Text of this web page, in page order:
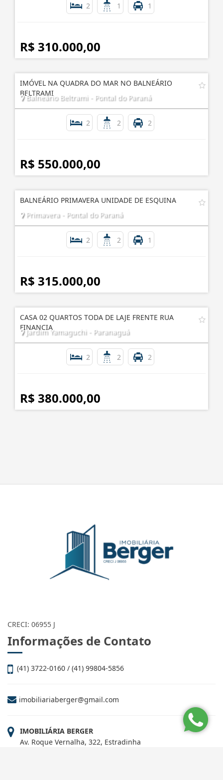
2 1 1
R$ 310.000,00
IMÓVEL NA QUADRA DO MAR NO BALNEÁRIO
BELTRAMI
Balneário Beltrami - Pontal do Paraná
2 2 2
R$ 550.000,00
BALNEÁRIO PRIMAVERA UNIDADE DE ESQUINA
Primavera - Pontal do Paraná
2 2 1
R$ 315.000,00
CASA 02 QUARTOS TODA DE LAJE FRENTE RUA
FINANCIA
Jardim Yamaguchi - Paranaguá
2 2 2
R$ 380.000,00
CRECI: 06955 J
Informações de Contato
(41) 3722-0160 / (41) 99804-5856
imobiliariaberger@gmail.com
IMOBILIÁRIA BERGER
Av. Roque Vernalha, 322, Estradinha